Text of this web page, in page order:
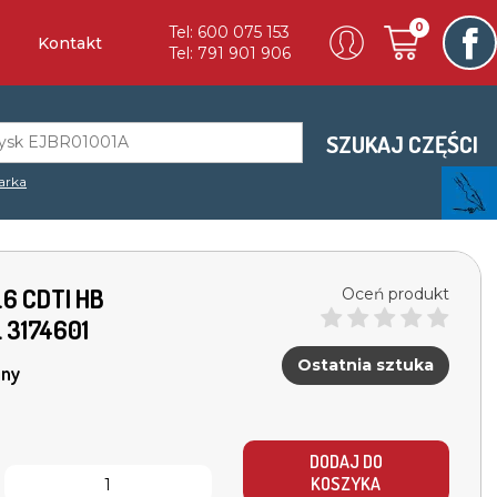
Kontakt
Tel: 600 075 153
Tel: 791 901 906
0
SZUKAJ CZĘŚCI
CDTI HB
Oceń produkt
Ostatnia sztuka
DODAJ DO
KOSZYKA